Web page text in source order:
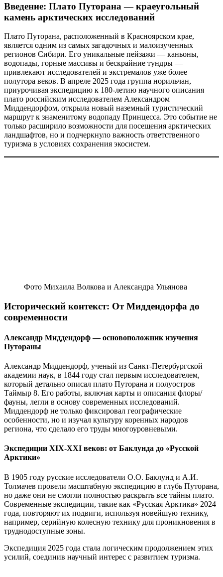
Введение: Плато Путорана — краеугольный
камень арктических исследований
Плато Путорана, расположенный в Красноярском крае,
является одним из самых загадочных и малоизученных
регионов Сибири. Его уникальные пейзажи — каньоны,
водопады, горные массивы и бескрайние тундры —
привлекают исследователей и экстремалов уже более
полутора веков. В апреле 2025 года группа норильчан,
приурочивая экспедицию к 180-летию научного описания
плато российским исследователем Александром
Миддендорфом, открыла новый наземный туристический
маршрут к знаменитому водопаду Принцесса. Это событие не
только расширило возможности для посещения арктических
ландшафтов, но и подчеркнуло важность ответственного
туризма в условиях сохранения экосистем.
Фото Михаила Волкова и Александра Ульянова
Исторический контекст: От Миддендорфа до
современности
Александр Миддендорф — основоположник изучения
Путораны
Александр Миддендорф, ученый из Санкт-Петербургской
академии наук, в 1844 году стал первым исследователем,
который детально описал плато Путорана и полуостров
Таймыр 8. Его работы, включая карты и описания флоры/
фауны, легли в основу современных исследований.
Миддендорф не только фиксировал географические
особенности, но и изучал культуру коренных народов
региона, что сделало его труды многоуровневыми.
Экспедиции XIX-XXI веков: от Баклунда до «Русской
Арктики»
В 1905 году русские исследователи О.О. Баклунд и А.И.
Толмачев провели масштабную экспедицию в глубь Путорана,
но даже они не смогли полностью раскрыть все тайны плато.
Современные экспедиции, такие как «Русская Арктика» 2024
года, повторяют их подвиги, используя новейшую технику,
например, серийную колесную технику для проникновения в
труднодоступные зоны.
Экспедиция 2025 года стала логическим продолжением этих
усилий, соединив научный интерес с развитием туризма.